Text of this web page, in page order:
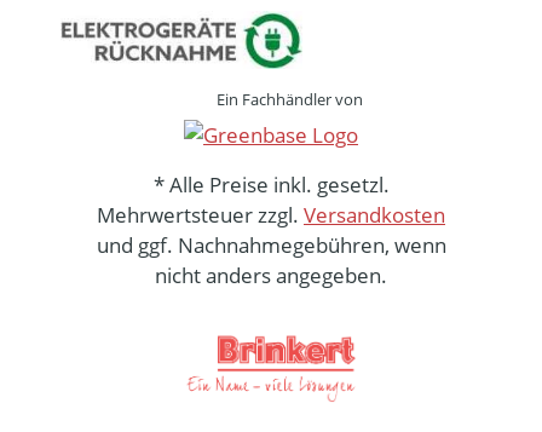
Ein Fachhändler von
* Alle Preise inkl. gesetzl.
Mehrwertsteuer zzgl. Versandkosten
und ggf. Nachnahmegebühren, wenn
nicht anders angegeben.